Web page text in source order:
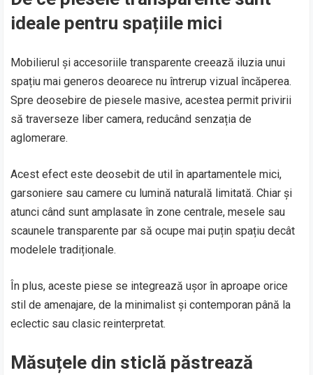
ideale pentru spațiile mici
Mobilierul și accesoriile transparente creează iluzia unui
spațiu mai generos deoarece nu întrerup vizual încăperea.
Spre deosebire de piesele masive, acestea permit privirii
să traverseze liber camera, reducând senzația de
aglomerare.
Acest efect este deosebit de util în apartamentele mici,
garsoniere sau camere cu lumină naturală limitată. Chiar și
atunci când sunt amplasate în zone centrale, mesele sau
scaunele transparente par să ocupe mai puțin spațiu decât
modelele tradiționale.
În plus, aceste piese se integrează ușor în aproape orice
stil de amenajare, de la minimalist și contemporan până la
eclectic sau clasic reinterpretat.
Măsuțele din sticlă păstrează